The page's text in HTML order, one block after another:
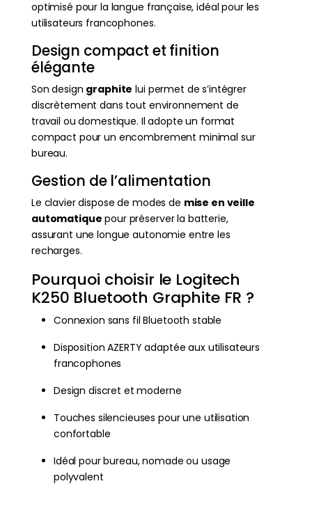
optimisé pour la langue française, idéal pour les
utilisateurs francophones.
Design compact et finition
élégante
Son design graphite lui permet de s’intégrer
discrètement dans tout environnement de
travail ou domestique. Il adopte un format
compact pour un encombrement minimal sur
bureau.
Gestion de l’alimentation
Le clavier dispose de modes de mise en veille
automatique pour préserver la batterie,
assurant une longue autonomie entre les
recharges.
Pourquoi choisir le Logitech
K250 Bluetooth Graphite FR ?
Connexion sans fil Bluetooth stable
Disposition AZERTY adaptée aux utilisateurs
francophones
Design discret et moderne
Touches silencieuses pour une utilisation
confortable
Idéal pour bureau, nomade ou usage
polyvalent